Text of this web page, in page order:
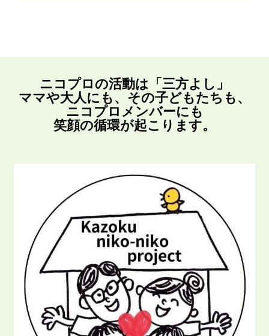
ニコプロの活動は「三方よし」
ママや大人にも、その子どもたちも、
ニコプロメンバーにも
笑顔の循環が起こります。